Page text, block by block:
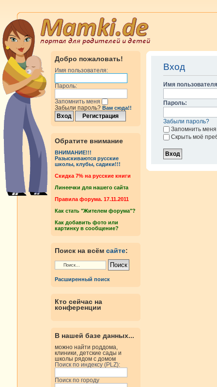
Добро пожаловать!
Имя пользователя:
Пароль:
Запомнить меня
Забыли пароль? Вам сюда!!
Обратите внимание
ВНИМАНИЕ!!!
Разыскиваются русские
школы, клубы, садики!!!
Cкидка 7% на русские книги
Линеечки для нашего сайта
Правила форума. 17.11.2011
Как стать "Жителем форума"?
Как добавить фото или
картинку в сообщение?
Поиск на всём сайте:
Расширенный поиск
Кто сейчас на
конференции
В нашей базе данных...
можно найти роддома,
клиники, детские сады и
школы рядом с домом
Поиск по индексу (PLZ):
Поиск по городу
Вход
Имя
Пароль:
Забыли пароль?
Запомнить меня
Скрыть моё